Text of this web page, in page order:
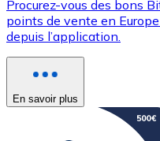
Procurez-vous des bons
points de vente en
depuis l’application.
En savoir plus